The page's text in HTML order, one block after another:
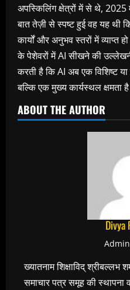
अपस्किलिंग क्षेत्रों में से थे, 2025
बात तेज़ी से स्पष्ट हुई वह यह थी
कार्यों और अनुभव स्तरों में व्याप्त
के पेशेवरों में AI सीखने की
करती है कि AI अब एक विशिष्ट
बल्कि एक मुख्य कार्यस्थल क्षमता
ABOUT THE AUTHOR
Divya
ख्यातनाम शिक्षाविद् श्रीबल्लभ
समाचार पत्र समूह की